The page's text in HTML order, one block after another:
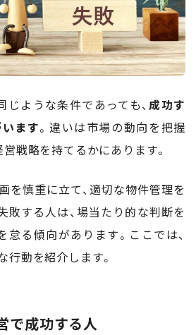
じような条件であっても、成功す
ます。違いは市場の動向を把握
戦略を持てるかにあります。
を慎重に立て、適切な物件管理を
敗する人は、場当たり的な判断を
怠る傾向があります。ここでは、
行動を紹介します。
で成功する人